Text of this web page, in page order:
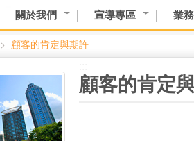
關於我們 宣導專區 業
> 顧客的肯定與期許
顧客的肯定